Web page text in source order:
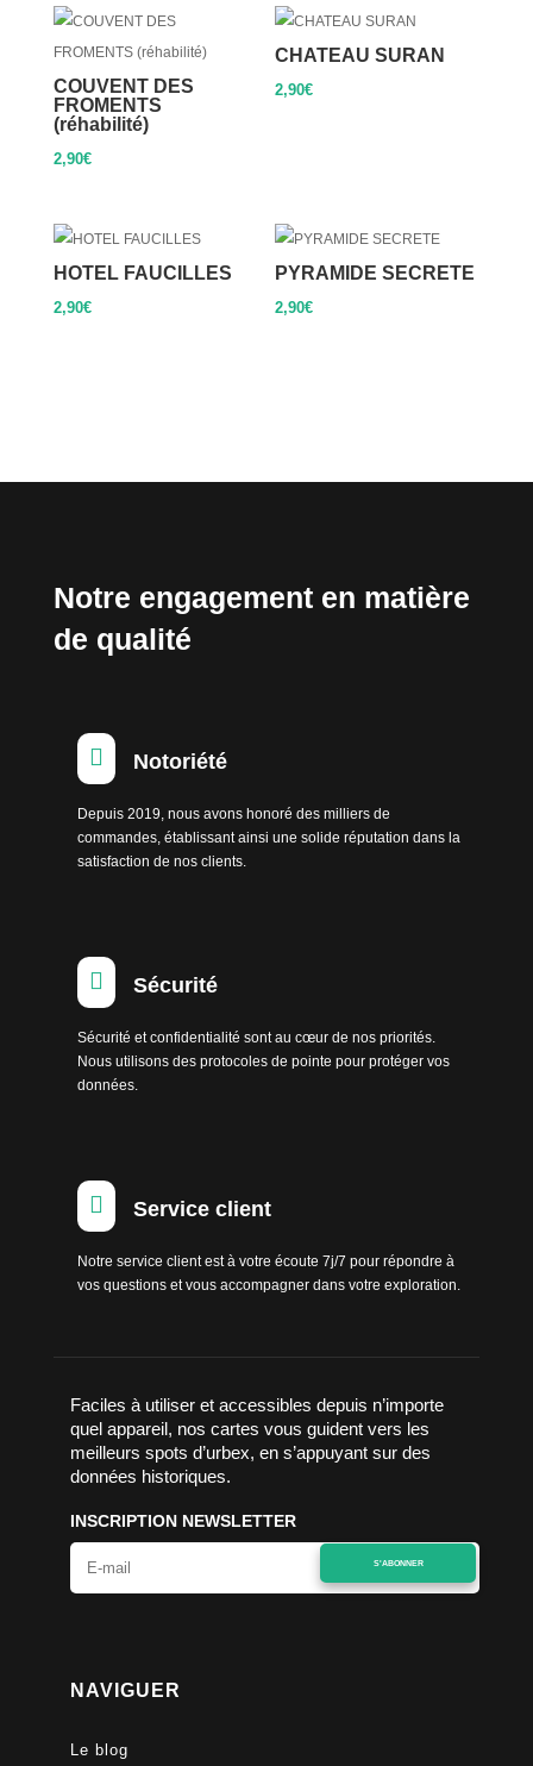
COUVENT DES
FROMENTS
(réhabilité)
2,90€
CHATEAU SURAN
2,90€
HOTEL FAUCILLES
2,90€
PYRAMIDE SECRETE
2,90€
Notre engagement en matière
de qualité
 Notoriété
Depuis 2019, nous avons honoré des milliers de
commandes, établissant ainsi une solide réputation dans la
satisfaction de nos clients.
 Sécurité
Sécurité et confidentialité sont au cœur de nos priorités.
Nous utilisons des protocoles de pointe pour protéger vos
données.
 Service client
Notre service client est à votre écoute 7j/7 pour répondre à
vos questions et vous accompagner dans votre exploration.
Faciles à utiliser et accessibles depuis n’importe
quel appareil, nos cartes vous guident vers les
meilleurs spots d’urbex, en s’appuyant sur des
données historiques.
INSCRIPTION NEWSLETTER
S'ABONNER
NAVIGUER
Le blog